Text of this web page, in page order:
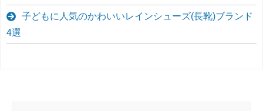
子どもに人気のかわいいレインシューズ(長靴)ブランド
4選